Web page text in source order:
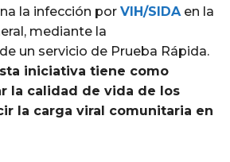
la infección por VIH/SIDA en la
mediante la
un servicio de Prueba Rápida.
iniciativa tiene como
la calidad de vida de los
la carga viral comunitaria en